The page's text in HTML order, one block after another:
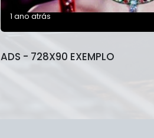
1 ano atrás
ADS - 728X90 EXEMPLO